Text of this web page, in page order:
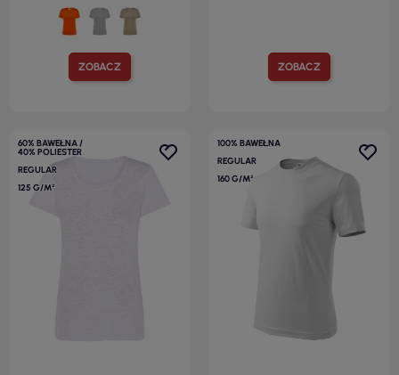
ZOBACZ ZOBACZ
60% BAWEŁNA /
40% POLIESTER
REGULAR
125 G/M²
100% BAWEŁNA
REGULAR
160 G/M²